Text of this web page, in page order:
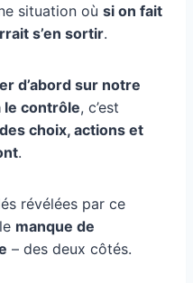
situation où si on fait
s’en sortir.
d’abord sur notre
le contrôle, c’est
choix, actions et
.
révélées par ce
manque de
– des deux côtés.